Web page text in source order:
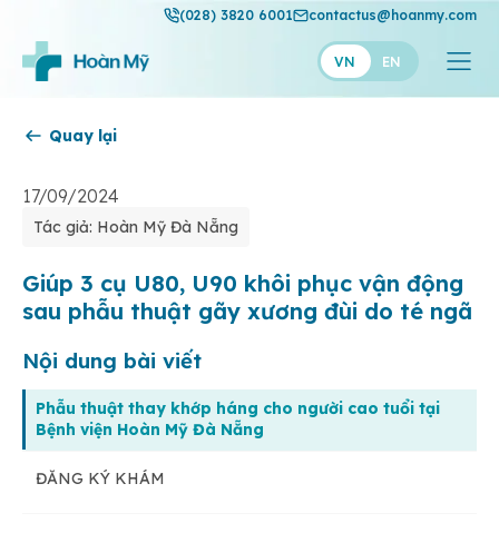
(028) 3820 6001 contactus@hoanmy.com
VN EN
Hạnh Phúc
Thuận Mỹ
Quay lại
17/09/2024
Tác giả: Hoàn Mỹ Đà Nẵng
Giúp 3 cụ U80, U90 khôi phục vận động
sau phẫu thuật gãy xương đùi do té ngã
Nội dung bài viết
Phẫu thuật thay khớp háng cho người cao tuổi tại
Bệnh viện Hoàn Mỹ Đà Nẵng
ĐĂNG KÝ KHÁM